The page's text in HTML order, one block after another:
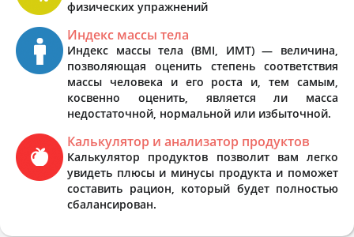
физических упражнений
Индекс массы тела
Индекс массы тела (BMI, ИМТ) — величина,
позволяющая оценить степень соответствия
массы человека и его роста и, тем самым,
косвенно оценить, является ли масса
недостаточной, нормальной или избыточной.
Калькулятор и анализатор продуктов
Калькулятор продуктов позволит вам легко
увидеть плюсы и минусы продукта и поможет
составить рацион, который будет полностью
сбалансирован.